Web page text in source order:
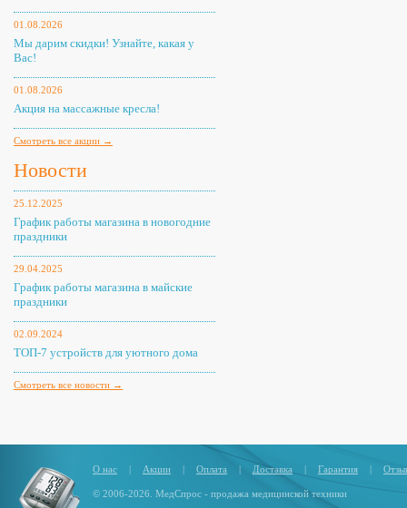
01.08.2026
Мы дарим скидки! Узнайте, какая у
Вас!
01.08.2026
Акция на массажные кресла!
Смотреть все акции →
Новости
25.12.2025
График работы магазина в новогодние
праздники
29.04.2025
График работы магазина в майские
праздники
02.09.2024
ТОП-7 устройств для уютного дома
Смотреть все новости →
О нас | Акции | Оплата | Доставка | Гарантия |
© 2006-2026. МедСпрос - продажа медицинской техники